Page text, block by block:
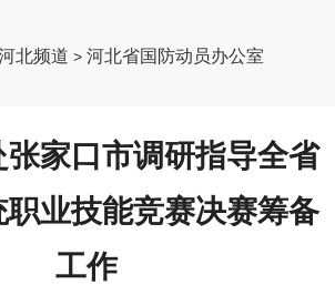
北频道 >河北省国防动员办公室
家口市调研指导全省
职业技能竞赛决赛筹备
工作